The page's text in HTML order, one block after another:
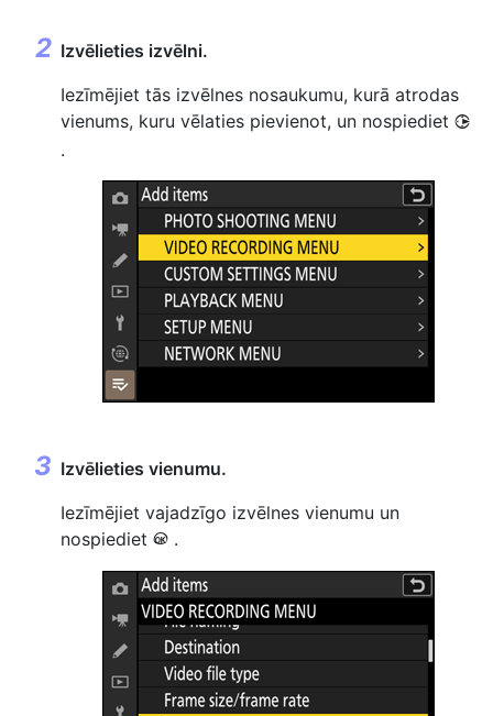
Izvēlieties izvēlni.
Iezīmējiet tās izvēlnes nosaukumu, kurā atrodas
vienums, kuru vēlaties pievienot, un nospiediet 2
.
Izvēlieties vienumu.
Iezīmējiet vajadzīgo izvēlnes vienumu un
nospiediet J .